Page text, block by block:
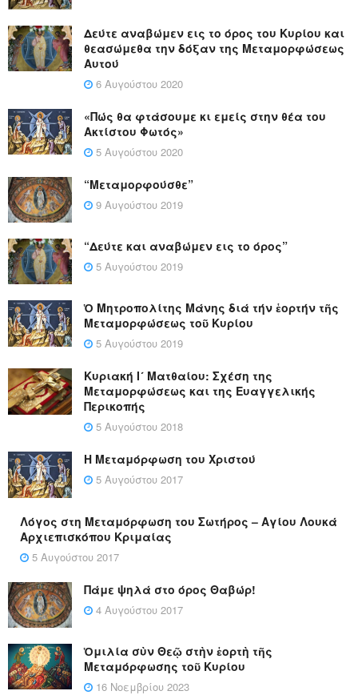
Δεύτε αναβώμεν εις το όρος του Κυρίου και
θεασώμεθα την δόξαν της Μεταμορφώσεως
Αυτού
6 Αυγούστου 2020
«Πώς θα φτάσουμε κι εμείς στην θέα του
Ακτίστου Φωτός»
5 Αυγούστου 2020
“Μεταμορφούσθε”
9 Αυγούστου 2019
“Δεύτε και αναβώμεν εις το όρος”
5 Αυγούστου 2019
Ὁ Μητροπολίτης Μάνης διά τήν ἑορτήν τῆς
Μεταμορφώσεως τοῦ Κυρίου
5 Αυγούστου 2019
Κυριακή Ι´ Ματθαίου: Σχέση της
Μεταμορφώσεως και της Ευαγγελικής
Περικοπής
5 Αυγούστου 2018
Η Μεταμόρφωση του Χριστού
5 Αυγούστου 2017
Λόγος στη Μεταμόρφωση του Σωτήρος – Αγίου Λουκά
Αρχιεπισκόπου Κριμαίας
5 Αυγούστου 2017
Πάμε ψηλά στο όρος Θαβώρ!
4 Αυγούστου 2017
Ὁμιλία σὺν Θεῷ στὴν ἑορτὴ τῆς
Μεταμόρφωσης τοῦ Κυρίου
16 Νοεμβρίου 2023